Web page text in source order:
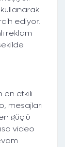
ediyor.
reklam
en etkili
mesajları
güçlü
video